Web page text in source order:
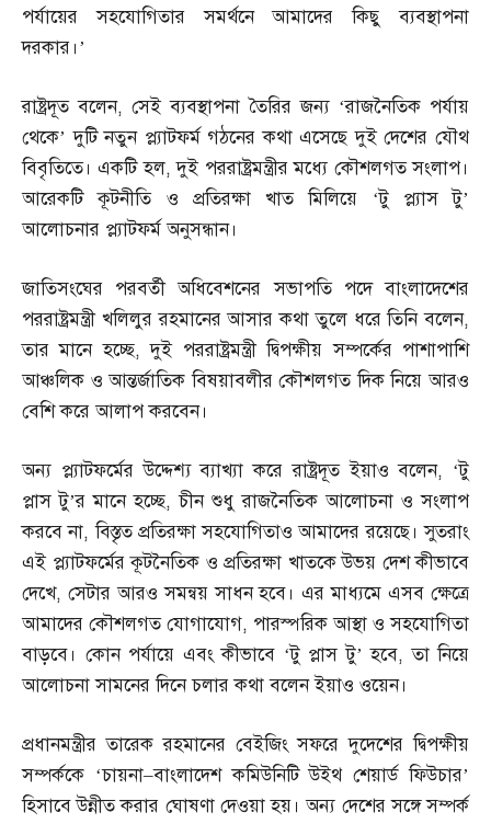
পর্যায়ের সহযোগিতার সমর্থনে আমাদের কিছু ব্যবস্থাপনা
দরকার।’
রাষ্ট্রদূত বলেন,সেই ব্যবস্থাপনা তৈরির জন্য ‘রাজনৈতিক পর্যায়
থেকে’ দুটি নতুন প্ল্যাটফর্ম গঠনের কথা এসেছে দুই দেশের যৌথ
বিবৃতিতে। একটি হল,দুই পররাষ্ট্রমন্ত্রীর মধ্যে কৌশলগত সংলাপ।
আরেকটি কূটনীতি ও প্রতিরক্ষা খাত মিলিয়ে ‘টু প্ল্যাস টু’
আলোচনার প্ল্যাটফর্ম অনুসন্ধান।
জাতিসংঘের পরবর্তী অধিবেশনের সভাপতি পদে বাংলাদেশের
পররাষ্ট্রমন্ত্রী খলিলুর রহমানের আসার কথা তুলে ধরে তিনি বলেন,
তার মানে হচ্ছে,দুই পররাষ্ট্রমন্ত্রী দ্বিপক্ষীয় সম্পর্কের পাশাপাশি
আঞ্চলিক ও আন্তর্জাতিক বিষয়াবলীর কৌশলগত দিক নিয়ে আরও
বেশি করে আলাপ করবেন।
অন্য প্ল্যাটফর্মের উদ্দেশ্য ব্যাখ্যা করে রাষ্ট্রদূত ইয়াও বলেন, ‘টু
প্লাস টু’র মানে হচ্ছে,চীন শুধু রাজনৈতিক আলোচনা ও সংলাপ
করবে না,বিস্তৃত প্রতিরক্ষা সহযোগিতাও আমাদের রয়েছে। সুতরাং
এই প্ল্যাটফর্মের কূটনৈতিক ও প্রতিরক্ষা খাতকে উভয় দেশ কীভাবে
দেখে, সেটার আরও সমন্বয় সাধন হবে। এর মাধ্যমে এসব ক্ষেত্রে
আমাদের কৌশলগত যোগাযোগ, পারস্পরিক আস্থা ও সহযোগিতা
বাড়বে। কোন পর্যায়ে এবং কীভাবে ‘টু প্লাস টু’ হবে,তা নিয়ে
আলোচনা সামনের দিনে চলার কথা বলেন ইয়াও ওয়েন।
প্রধানমন্ত্রীর তারেক রহমানের বেইজিং সফরে দুদেশের দ্বিপক্ষীয়
সম্পর্ককে ‘চায়না–বাংলাদেশ কমিউনিটি উইথ শেয়ার্ড ফিউচার’
হিসাবে উন্নীত করার ঘোষণা দেওয়া হয়। অন্য দেশের সঙ্গে সম্পর্ক